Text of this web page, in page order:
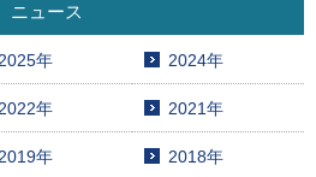
ニュース
2025年 2024年
2022年 2021年
2019年 2018年